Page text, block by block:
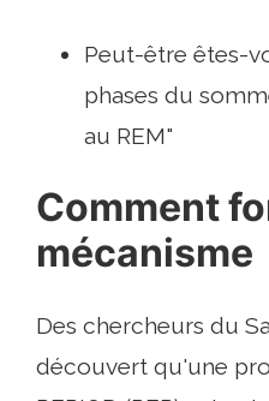
Peut-être êtes-
phases du
au REM"
Comment
mécanisme
Des chercheurs du
découvert qu'une